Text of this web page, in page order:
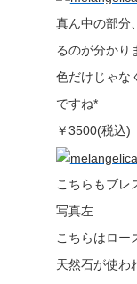
真ん中の部分
るのが分かり
色だけじゃな
ですね*
￥3500(税込)
こちらもブレ
写真左
こちらはロー
天然石が使わ